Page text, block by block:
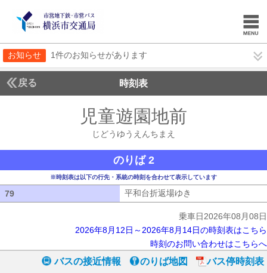
お知らせ 1件のお知らせがあります
戻る 時刻表
児童遊園地前
じどうゆうえんちまえ
のりば 2
※時刻表は以下の行先・系統の時刻を合わせて表示しています
79 平和台折返場ゆき
乗車日2026年08月08日
2026年8月12日～2026年8月14日の時刻表はこちら
時刻のお問い合わせはこちらへ
バスの接近情報 のりば地図
バス停時刻表